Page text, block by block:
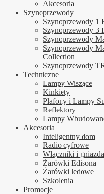
Akcesoria
Szynoprzewody
Szynoprzewody 1
Szynoprzewody 3
Szynoprzewody
Szynoprzewody
Collection
Szynoprzewody
Techniczne
Lampy Wiszące
Kinkiety
Plafony i Lampy
Reflektory
Lampy
Akcesoria
Inteligentny dom
Radio cyfrowe
Włączniki i gniazda
Żarówki Edisona
Żarówki ledowe
Szkolenia
Promocje